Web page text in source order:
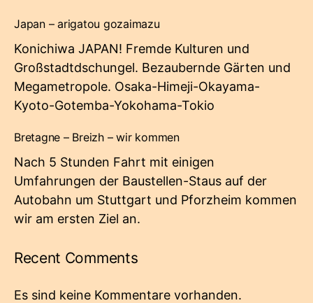
Japan – arigatou gozaimazu
Konichiwa JAPAN! Fremde Kulturen und
Großstadtdschungel. Bezaubernde Gärten und
Megametropole. Osaka-Himeji-Okayama-
Kyoto-Gotemba-Yokohama-Tokio
Bretagne – Breizh – wir kommen
Nach 5 Stunden Fahrt mit einigen
Umfahrungen der Baustellen-Staus auf der
Autobahn um Stuttgart und Pforzheim kommen
wir am ersten Ziel an.
Recent Comments
Es sind keine Kommentare vorhanden.